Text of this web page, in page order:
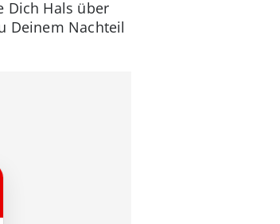
Dich Hals über
Deinem Nachteil